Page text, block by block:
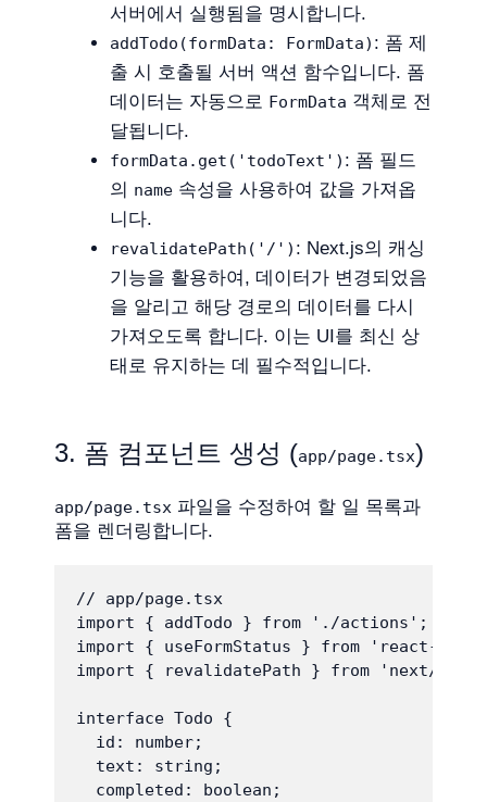
서버에서 실행됨을 명시합니다.
addTodo(formData: FormData) : 폼 제
출 시 호출될 서버 액션 함수입니다. 폼
데이터는 자동으로 FormData 객체로 전
달됩니다.
formData.get('todoText') : 폼 필드
의 name 속성을 사용하여 값을 가져옵
니다.
revalidatePath('/') : Next.js의 캐싱
기능을 활용하여, 데이터가 변경되었음
을 알리고 해당 경로의 데이터를 다시
가져오도록 합니다. 이는 UI를 최신 상
태로 유지하는 데 필수적입니다.
3. 폼 컴포넌트 생성 (app/page.tsx)
app/page.tsx 파일을 수정하여 할 일 목록과
폼을 렌더링합니다.
// app/page.tsx
import { addTodo } from './actions';
import { useFormStatus } from 'react-dom';
import { revalidatePath } from 'next/cache'; //
interface Todo {
  id: number;
  text: string;
  completed: boolean;